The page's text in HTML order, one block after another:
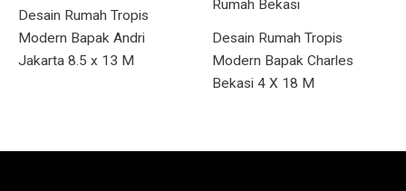
Desain Rumah Tropis
Modern Bapak Andri
Jakarta 8.5 x 13 M
Desain Rumah Tropis
Modern Bapak Charles
Bekasi 4 X 18 M